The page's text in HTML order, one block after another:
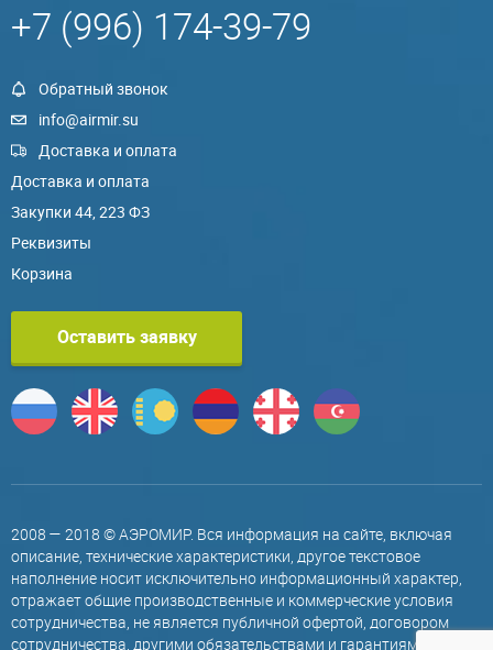
+7 (996) 174-39-79
Обратный звонок
info@airmir.su
Доставка и оплата
Доставка и оплата
Закупки 44, 223 ФЗ
Реквизиты
Корзина
Оставить заявку
2008 — 2018 © АЭРОМИР. Вся информация на сайте, включая
описание, технические характеристики, другое текстовое
наполнение носит исключительно информационный характер,
отражает общие производственные и коммерческие условия
сотрудничества, не является публичной офертой, договором
сотрудничества, другими обязательствами и гарантиями,